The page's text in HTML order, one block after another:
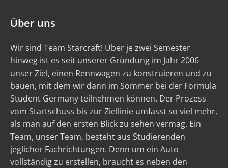
Über uns
Wir sind Team Starcraft! Über je zwei Semester
hinweg ist es seit unserer Gründung im Jahr 2006
unser Ziel, einen Rennwagen zu konstruieren und zu
bauen, mit dem wir dann im Sommer bei der Formula
Student Germany teilnehmen können. Der Prozess
vom Startschuss bis zur Ziellinie umfasst so viel mehr,
als man auf den ersten Blick zu sehen vermag. Ein
Team, unser Team, besteht aus Studierenden
jeglicher Fachrichtungen. Denn um ein Auto
vollständig zu erstellen, braucht es neben den